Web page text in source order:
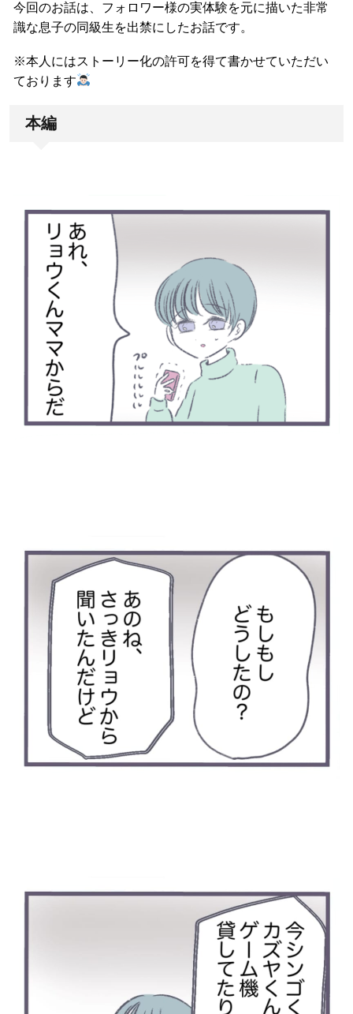
今回のお話は、フォロワー様の実体験を元に描いた非常
識な息子の同級生を出禁にしたお話です。
※本人にはストーリー化の許可を得て書かせていただい
ております
本編